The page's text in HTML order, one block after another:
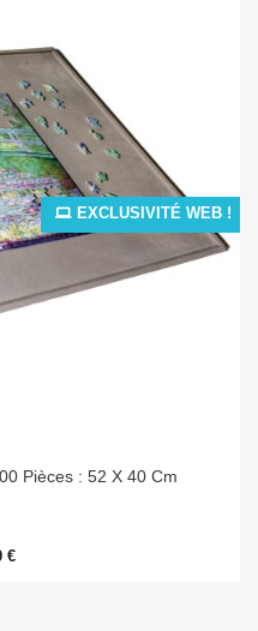
Pièces : 52 X 40 Cm
€
EXCLUSIVITÉ WEB !